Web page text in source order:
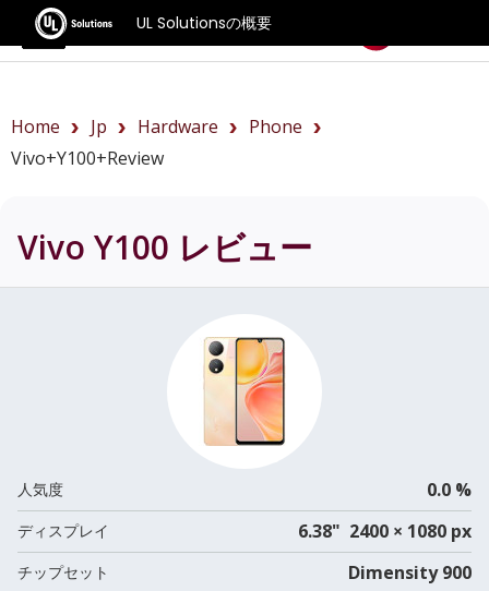
UL Solutionsの概要
ベンチマーク
Home Jp Hardware
Phone
Vivo+Y100+review
Vivo Y100 レビュー
人気度 0.0 %
ディスプレイ 6.38" 2400 × 1080 px
チップセット Dimensity 900